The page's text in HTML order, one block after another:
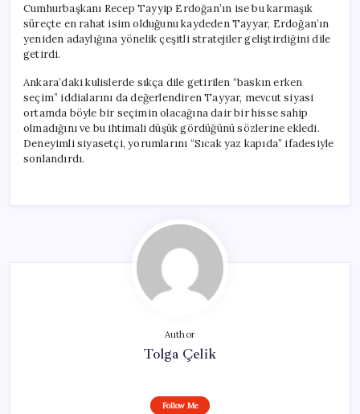
Cumhurbaşkanı Recep Tayyip Erdoğan’ın ise bu karmaşık
süreçte en rahat isim olduğunu kaydeden Tayyar, Erdoğan’ın
yeniden adaylığına yönelik çeşitli stratejiler geliştirdiğini dile
getirdi.
Ankara’daki kulislerde sıkça dile getirilen “baskın erken
seçim” iddialarını da değerlendiren Tayyar, mevcut siyasi
ortamda böyle bir seçimin olacağına dair bir hisse sahip
olmadığını ve bu ihtimali düşük gördüğünü sözlerine ekledi.
Deneyimli siyasetçi, yorumlarını “Sıcak yaz kapıda” ifadesiyle
sonlandırdı.
Author
Tolga Çelik
Follow Me